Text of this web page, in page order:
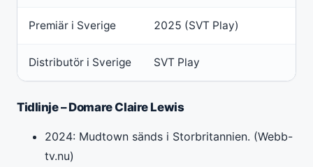
Premiär i Sverige 2025 (SVT Play)
Distributör i Sverige SVT Play
Tidlinje – Domare Claire Lewis
2024: Mudtown sänds i Storbritannien. (Webb-
tv.nu)